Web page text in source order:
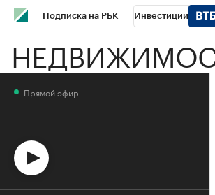
Подписка на РБК Инвестиции
Школа управления РБК РБК
Прямой эфир